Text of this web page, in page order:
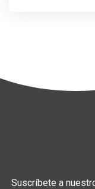
Suscríbete a